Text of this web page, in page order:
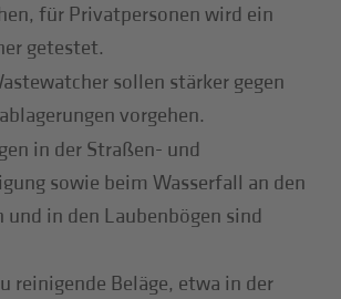
für Privatpersonen wird ein
getestet.
sollen stärker gegen
vorgehen.
in der Straßen- und
sowie beim Wasserfall an den
und in den Laubenbögen sind
reinigende Beläge, etwa in der